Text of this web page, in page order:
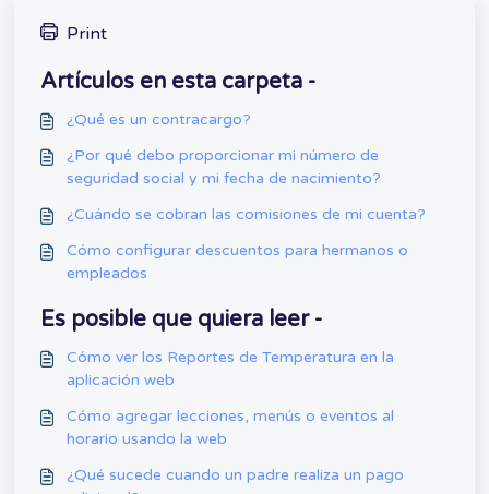
Print
Artículos en esta carpeta -
¿Qué es un contracargo?
¿Por qué debo proporcionar mi número de
seguridad social y mi fecha de nacimiento?
¿Cuándo se cobran las comisiones de mi cuenta?
Cómo configurar descuentos para hermanos o
empleados
Es posible que quiera leer -
Cómo ver los Reportes de Temperatura en la
aplicación web
Cómo agregar lecciones, menús o eventos al
horario usando la web
¿Qué sucede cuando un padre realiza un pago